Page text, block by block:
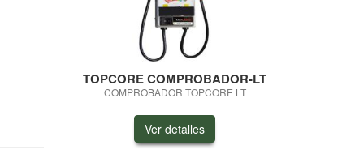
TOPCORE COMPROBADOR-LT
COMPROBADOR TOPCORE LT
Ver detalles